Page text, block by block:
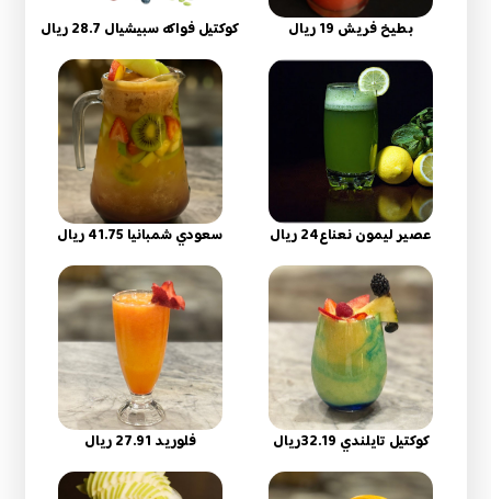
بطيخ فريش 19 ريال كوكتيل فواكه سبيشيال 28.7 ريال
عصير ليمون نعناع24 ريال سعودي شمبانيا 41.75 ريال
كوكتيل تايلندي 32.19ريال فلوريد 27.91 ريال